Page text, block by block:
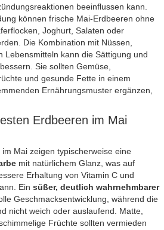
beeinflussen kann.
können frische Mai-Erdbeeren ohne
Joghurt, Salaten oder
Die Kombination mit Nüssen,
Lebensmitteln kann die Sättigung und
Sie sollten Gemüse,
und gesunde Fette in einem
Ernährungsmuster ergänzen,
Erdbeeren im Mai
Mai zeigen typischerweise eine
mit natürlichem Glanz, was auf
Erhaltung von Vitamin C und
Ein süßer, deutlich wahrnehmbarer
Geschmacksentwicklung, während die
nicht weich oder auslaufend. Matte,
Früchte sollten vermieden